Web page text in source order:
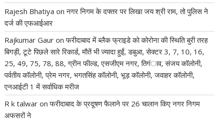
Rajesh Bhatiya onनगर निगम के दफ्तर पर लिखा जय श्री राम, तो पुलिस ने
दर्ज की एफआईआर
Rajkumar Gaur onफरीदाबाद में ब्लैक फ्राइडे को कोरोना की स्थिति बुरी तरह
बिगड़ी, टूटे पिछले सारे रिकार्ड, मौतें भी ज्यादा हुईं, डबुआ, सेक्टर 3, 7, 10, 16,
25, 49, 75, 78, 88, ग्रीन फील्ड, एसजीएम नगर, तिगंाव, संजय कॉलोनी,
पर्वतीय कॉलोनी, प्रेम नगर, भगतसिंह कॉलोनी, भूड़ कॉलोनी, जवाहर कॉलोनी,
एनआईटी 1 में सर्वाधिक मरीज
R k talwar onफरीदाबाद के प्रदूषण फैलाने पर 26 चालान किए नगर निगम
अफसरों ने